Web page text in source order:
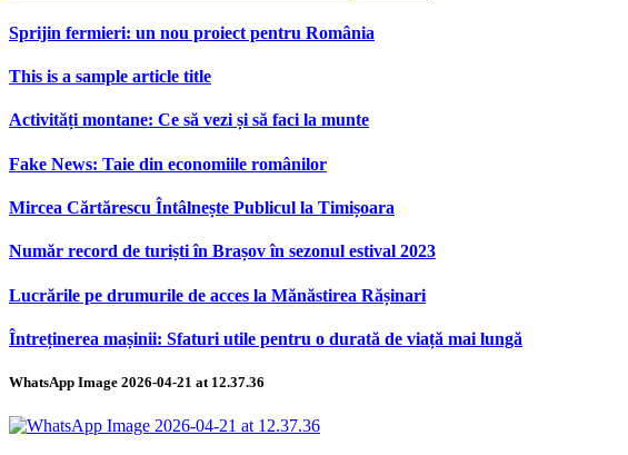
Sprijin fermieri: un nou proiect pentru România
This is a sample article title
Activități montane: Ce să vezi și să faci la munte
Fake News: Taie din economiile românilor
Mircea Cărtărescu Întâlnește Publicul la Timișoara
Număr record de turiști în Brașov în sezonul estival 2023
Lucrările pe drumurile de acces la Mănăstirea Rășinari
Întreținerea mașinii: Sfaturi utile pentru o durată de viață mai lungă
WhatsApp Image 2026-04-21 at 12.37.36